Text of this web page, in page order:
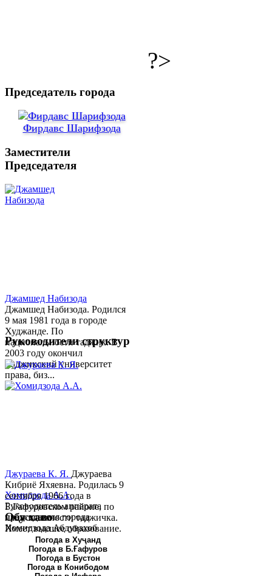
?>
Председатель города
Фирдавс Шарифзода
Заместители
Председателя
Джамшед Набизода
Джамшед Набизода. Родился
9 мая 1981 года в городе
Худжанде. По
национальности таджик. В
2003 году окончил
Таджикский университет
права, биз...
Хомидзода А.А.
Руководитель аппарата
председателя города
Хомидзода Абдувахоб
Абдумаджид родился 8
июня 1978 года в городе
Худжанде. По
национальности...
Руководители структур
Джураева К. Я. Джураева
Кибриё Яхяевна. Родилась 9
сентября 1966 года в
Б.Гафуровском районе, по
национальности таджичка.
Имеет высшее образование.
В 1997 ...
Обу хаво
Погода в Хуҷанд
Погода в Б.Ғафуров
Погода в Бустон
Погода в Конибодом